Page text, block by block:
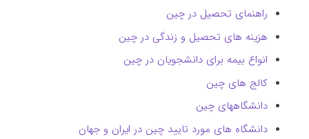
راهنمای تحصیل در چین
هزینه‌ های تحصیل و زندگی در چین
انواع بیمه برای دانشجویان در چین
کالج های چین
دانشگاههای چین
دانشگاه های مورد تایید چین در ایران و جهان